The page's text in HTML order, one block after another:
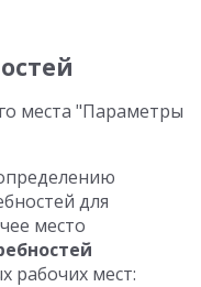
места "Параметры
для
место
рабочих мест: